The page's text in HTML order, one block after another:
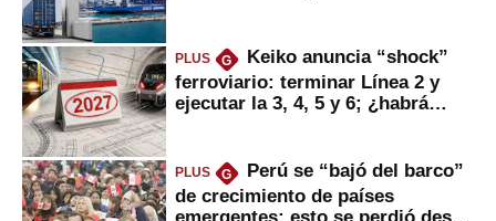
PLUS G
Keiko anuncia “shock”
ferroviario: terminar Línea 2 y
ejecutar la 3, 4, 5 y 6; ¿habrá
PLUS G
Perú se “bajó del barco”
de crecimiento de países
emergentes: esto se perdió desde